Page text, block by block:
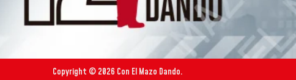
Copyright © 2026 Con El Mazo Dando.